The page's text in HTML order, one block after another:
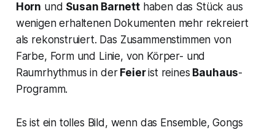
Horn und Susan Barnetthaben das Stück aus
wenigen erhaltenen Dokumenten mehr rekreiert
als rekonstruiert. Das Zusammenstimmen von
Farbe, Form und Linie, von Körper- und
Raumrhythmus in derFeierist reines Bauhaus-
Programm.
Es ist ein tolles Bild, wenn das Ensemble, Gongs